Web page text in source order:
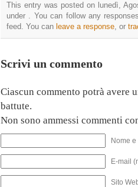
This entry was posted on lunedì,
under . You can follow any
feed. You can leave a response, or
Scrivi un commento
Ciascun commento potrà avere
battute.
Non sono ammessi commenti
Nome
E-mail
Sito